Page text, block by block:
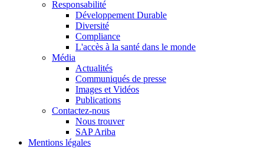
Responsabilité
Développement Durable
Diversité
Compliance
L'accès à la santé dans le monde
Média
Actualités
Communiqués de presse
Images et Vidéos
Publications
Contactez-nous
Nous trouver
SAP Ariba
Mentions légales